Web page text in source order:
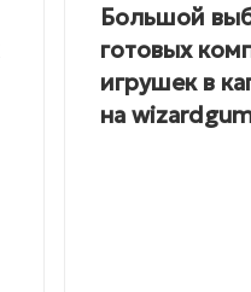
Большой
готовых
игрушек в
на